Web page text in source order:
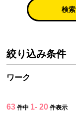
検索
絞り込み条件
ワーク
63 件中 1- 20 件表示